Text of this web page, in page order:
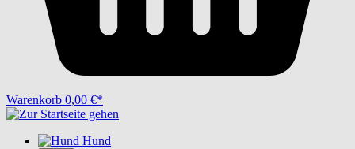
Warenkorb 0,00 €*
Hund